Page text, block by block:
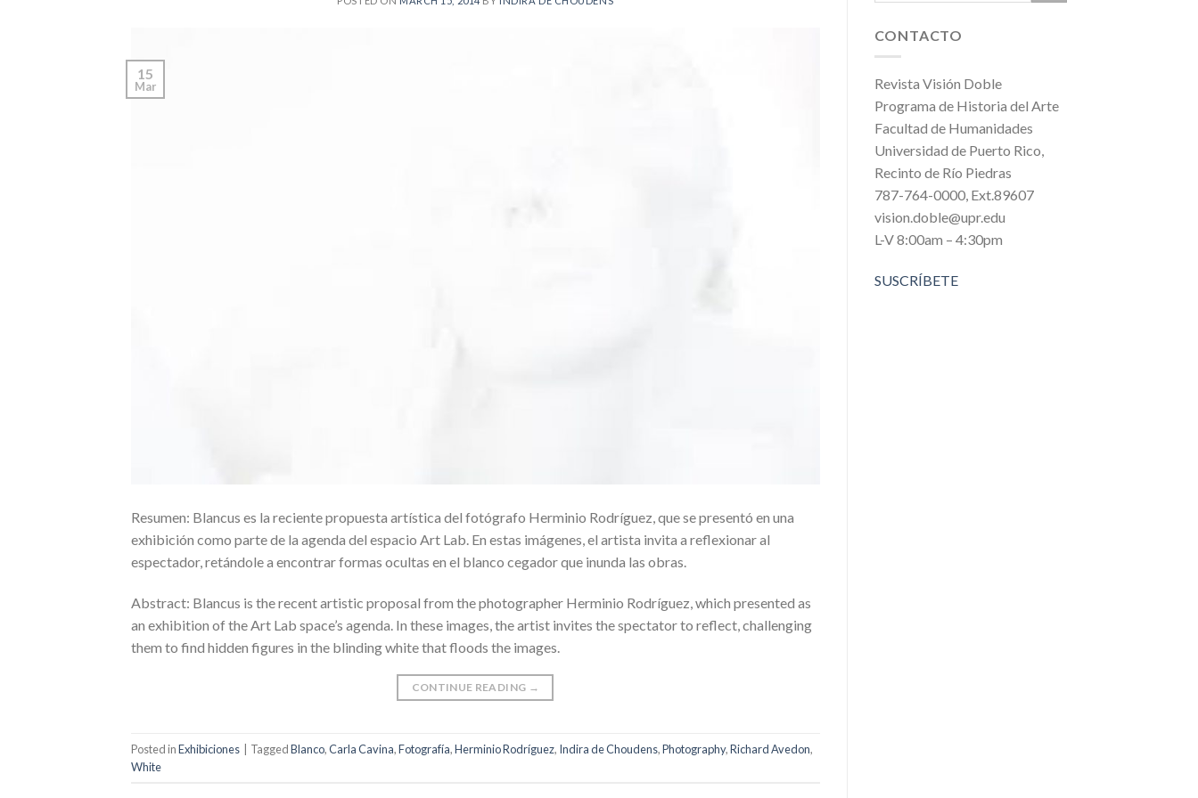
15
Mar
Resumen: Blancus es la reciente propuesta artística del fotógrafo Herminio Rodríguez, que se presentó en una
exhibición como parte de la agenda del espacio Art Lab. En estas imágenes, el artista invita a reflexionar al
espectador, retándole a encontrar formas ocultas en el blanco cegador que inunda las obras.
Abstract: Blancus is the recent artistic proposal from the photographer Herminio Rodríguez, which presented as
an exhibition of the Art Lab space’s agenda. In these images, the artist invites the spectator to reflect, challenging
them to find hidden figures in the blinding white that floods the images.
CONTINUE READING →
Posted inExhibiciones | TaggedBlanco,Carla Cavina,Fotografía,Herminio Rodríguez, Indira de Choudens,Photography,Richard Avedon,
White
CONTACTO
Revista Visión Doble
Programa de Historia del Arte
Facultad de Humanidades
Universidad de Puerto Rico,
Recinto de Río Piedras
787-764-0000, Ext.89607
vision.doble@upr.edu
L-V 8:00am – 4:30pm
SUSCRÍBETE